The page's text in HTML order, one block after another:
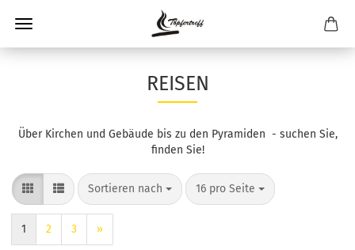
REISEN
Über Kirchen und Gebäude bis zu den Pyramiden - suchen Sie,
finden Sie!
Sortieren nach
Sortieren nach 16 pro Seite
pro Seite
1 2 3 »